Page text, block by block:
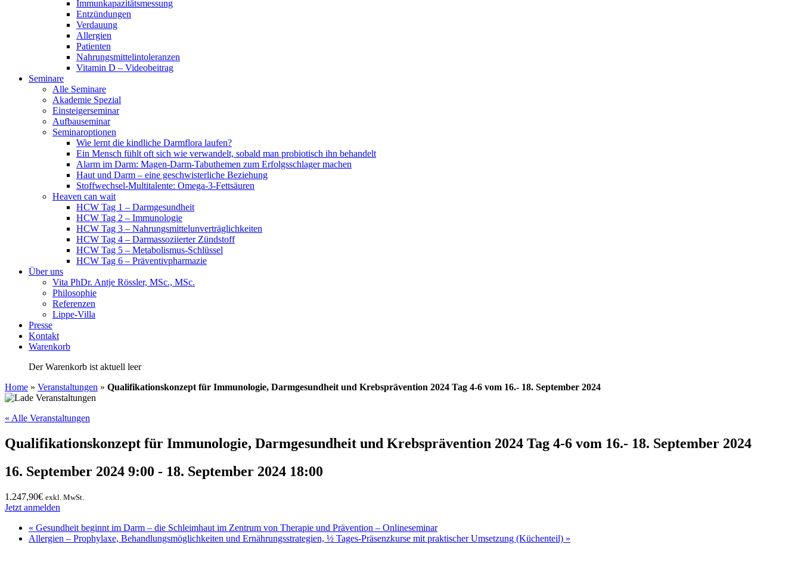
Immunkapazitätsmessung
Entzündungen
Verdauung
Allergien
Patienten
Nahrungsmittelintoleranzen
Vitamin D – Videobeitrag
Seminare
Alle Seminare
Akademie Spezial
Einsteigerseminar
Aufbauseminar
Seminaroptionen
Wie lernt die kindliche Darmflora laufen?
Ein Mensch fühlt oft sich wie verwandelt, sobald man probiotisch ihn behandelt
Alarm im Darm: Magen-Darm-Tabuthemen zum Erfolgsschlager machen
Haut und Darm – eine geschwisterliche Beziehung
Stoffwechsel-Multitalente: Omega-3-Fettsäuren
Heaven can wait
HCW Tag 1 – Darmgesundheit
HCW Tag 2 – Immunologie
HCW Tag 3 – Nahrungsmittelunverträglichkeiten
HCW Tag 4 – Darmassoziierter Zündstoff
HCW Tag 5 – Metabolismus-Schlüssel
HCW Tag 6 – Präventivpharmazie
Über uns
Vita PhDr. Antje Rössler, MSc., MSc.
Philosophie
Referenzen
Lippe-Villa
Presse
Kontakt
Warenkorb
Der Warenkorb ist aktuell leer
Home » Veranstaltungen » Qualifikationskonzept für Immunologie, Darmgesundheit und Krebsprävention 2024 Tag 4-6 vom 16.- 18. September 2024
« Alle Veranstaltungen
Qualifikationskonzept für Immunologie, Darmgesundheit und Krebsprävention 2024 Tag 4-6 vom 16.- 18. September 2024
16. September 2024 9:00 - 18. September 2024 18:00
1.247,90€ exkl. MwSt.
Jetzt anmelden
« Gesundheit beginnt im Darm – die Schleimhaut im Zentrum von Therapie und Prävention – Onlineseminar
Allergien – Prophylaxe, Behandlungsmöglichkeiten und Ernährungsstrategien, ½ Tages-Präsenzkurse mit praktischer Umsetzung (Küchenteil) »